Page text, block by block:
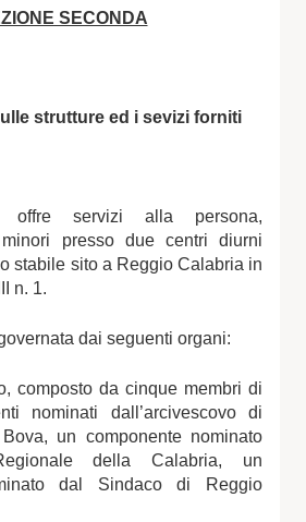
SECONDA
strutture ed i sevizi forniti
offre servizi alla persona,
presso due centri diurni
stabile sito a Reggio Calabria in
n. 1.
dai seguenti organi:
composto da cinque membri di
nominati dall’arcivescovo di
un componente nominato
della Calabria, un
dal Sindaco di Reggio